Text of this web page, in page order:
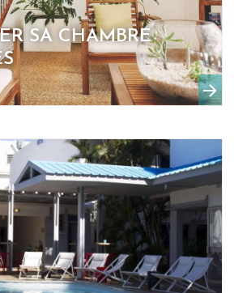
SA CHAMBRE